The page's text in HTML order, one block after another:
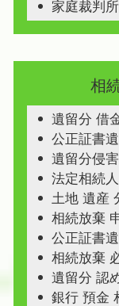
家庭裁判
相
遺留分 借
公正証書
遺留分侵
法定相続
土地 遺産
相続放棄
公正証書
相続放棄
遺留分 認
銀行 預金